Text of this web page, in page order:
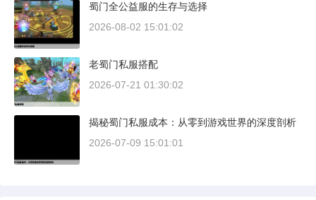
蜀门全公益服的生存与选择
2026-08-02 15:01:02
老蜀门私服搭配
2026-07-21 01:30:02
揭秘蜀门私服成本：从零到游戏世界的深度剖析
2026-07-09 15:01:01